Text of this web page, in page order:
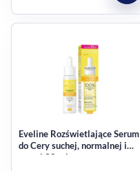
Eveline Rozświetlające Serum
do Cery suchej, normalnej i
szarej 30 ml